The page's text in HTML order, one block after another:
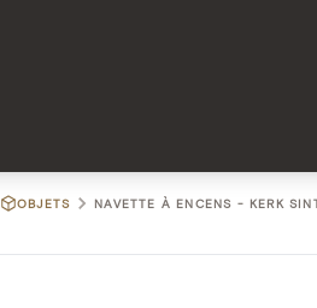
OBJETS NAVETTE À ENCENS - KERK